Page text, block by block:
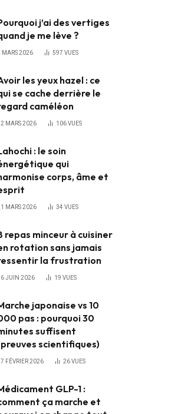
j’ai des vertiges
je me lève ?
MARS 2026 597 VUES
les yeux hazel : ce
se cache derrière le
caméléon
MARS 2026 106VUES
: le soin
qui
corps, âme et
MARS 2026 34 VUES
repas minceur à cuisiner
rotation sans jamais
la frustration
JUIN 2026 19 VUES
japonaise vs 10
pas : pourquoi 30
suffisent
scientifiques)
FÉVRIER 2026 26VUES
GLP-1 :
ça marche et